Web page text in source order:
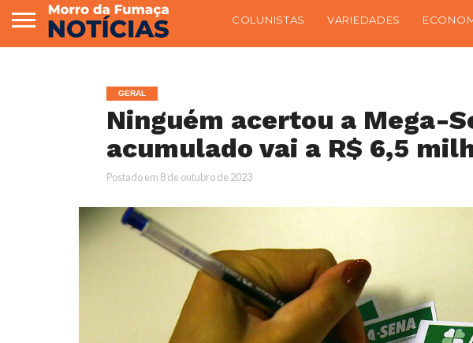
COLUNISTAS VARIEDADES
GERAL
Ninguém acertou a Mega-
acumulado vai a R$ 6,5
Postado em 8 de outubro de 2023